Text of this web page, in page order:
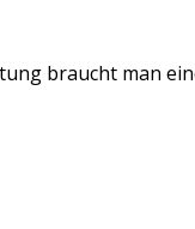
braucht man